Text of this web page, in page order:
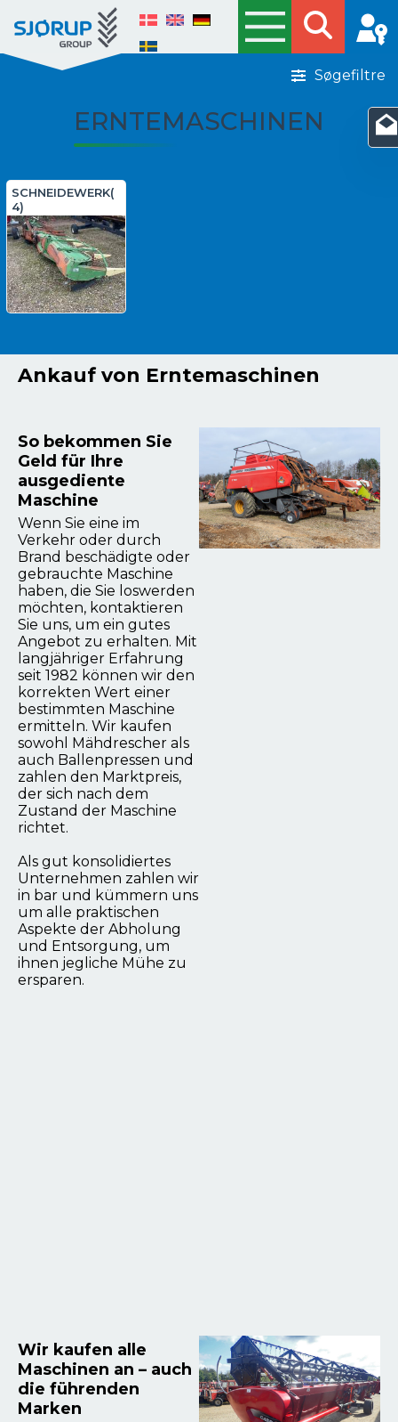
Søgefiltre
ERNTEMASCHINEN
SCHNEIDEWERK(
4)
Ankauf von Erntemaschinen
So bekommen Sie
Geld für Ihre
ausgediente
Maschine
Wenn Sie eine im
Verkehr oder durch
Brand beschädigte oder
gebrauchte Maschine
haben, die Sie loswerden
möchten, kontaktieren
Sie uns, um ein gutes
Angebot zu erhalten. Mit
langjähriger Erfahrung
seit 1982 können wir den
korrekten Wert einer
bestimmten Maschine
ermitteln. Wir kaufen
sowohl Mähdrescher als
auch Ballenpressen und
zahlen den Marktpreis,
der sich nach dem
Zustand der Maschine
richtet.
Als gut konsolidiertes
Unternehmen zahlen wir
in bar und kümmern uns
um alle praktischen
Aspekte der Abholung
und Entsorgung, um
ihnen jegliche Mühe zu
ersparen.
Wir kaufen alle
Maschinen an – auch
die führenden
Marken